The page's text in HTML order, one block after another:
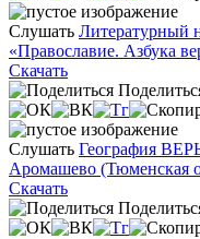
Слушать Литературный
«Православие. Азбука
Скачать
Слушать География
Аромашево (Тюменская
Скачать